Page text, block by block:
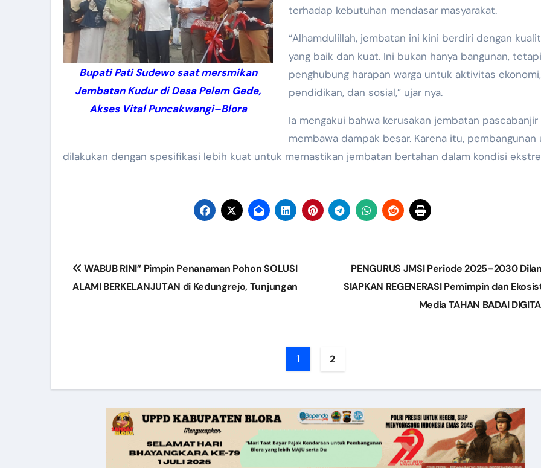
Bupati Pati Sudewo saat mersmikan
Jembatan Kudur di Desa Pelem Gede,
Akses Vital Puncakwangi–Blora
terhadap kebutuhan mendasar masyarakat.
“Alhamdulillah, jembatan ini kini berdiri dengan
yang baik dan kuat. Ini bukan hanya bangunan, tetapi
penghubung harapan warga untuk aktivitas ekonomi,
pendidikan, dan sosial,” ujar nya.
Ia mengakui bahwa kerusakan jembatan pascabanjir
membawa dampak besar. Karena itu, pembangunan
dilakukan dengan spesifikasi lebih kuat untuk memastikan jembatan bertahan dalam kondisi
Post
navigation
WABUB RINI” Pimpin Penanaman Pohon SOLUSI
ALAMI BERKELANJUTAN di Kedungrejo, Tunjungan
PENGURUS JMSI Periode 2025–2030
SIAPKAN REGENERASI Pemimpin dan
Media TAHAN BADAI
1 2